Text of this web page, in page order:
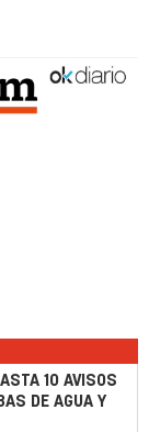
10 AVISOS
DE AGUA Y